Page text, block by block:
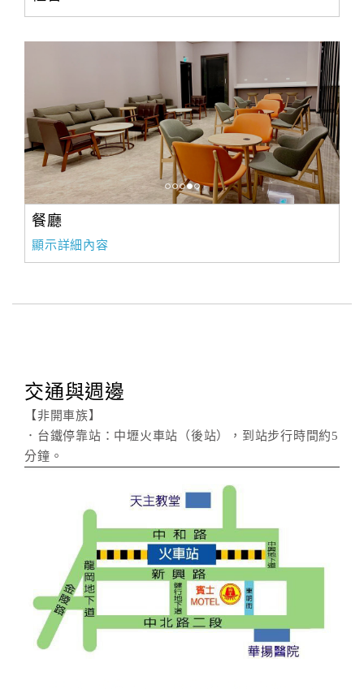
餐廳
顯示詳細內容
交通與週邊
【非開車族】
．台鐵停靠站：中壢火車站（後站），到站步行時間約5
分鐘。